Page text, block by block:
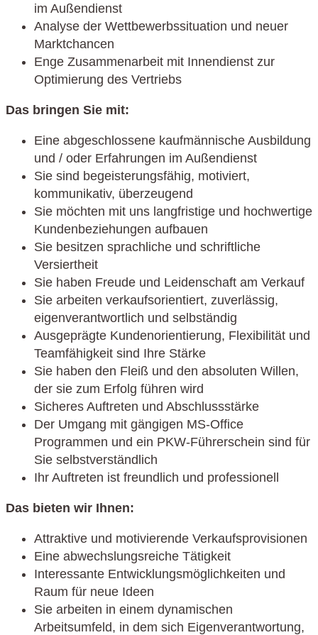
im Außendienst
Analyse der Wettbewerbssituation und neuer
Marktchancen
Enge Zusammenarbeit mit Innendienst zur
Optimierung des Vertriebs
Das bringen Sie mit:
Eine abgeschlossene kaufmännische Ausbildung
und / oder Erfahrungen im Außendienst
Sie sind begeisterungsfähig, motiviert,
kommunikativ, überzeugend
Sie möchten mit uns langfristige und hochwertige
Kundenbeziehungen aufbauen
Sie besitzen sprachliche und schriftliche
Versiertheit
Sie haben Freude und Leidenschaft am Verkauf
Sie arbeiten verkaufsorientiert, zuverlässig,
eigenverantwortlich und selbständig
Ausgeprägte Kundenorientierung, Flexibilität und
Teamfähigkeit sind Ihre Stärke
Sie haben den Fleiß und den absoluten Willen,
der sie zum Erfolg führen wird
Sicheres Auftreten und Abschlussstärke
Der Umgang mit gängigen MS-Office
Programmen und ein PKW-Führerschein sind für
Sie selbstverständlich
Ihr Auftreten ist freundlich und professionell
Das bieten wir Ihnen:
Attraktive und motivierende Verkaufsprovisionen
Eine abwechslungsreiche Tätigkeit
Interessante Entwicklungsmöglichkeiten und
Raum für neue Ideen
Sie arbeiten in einem dynamischen
Arbeitsumfeld, in dem sich Eigenverantwortung,